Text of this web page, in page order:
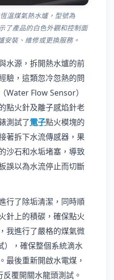
溫煤氣熱水爐，型號為
了產品的白色外觀和控制面
安裝、維修或更換服務。
水源，拆開熱水爐的前
驗，這類忽冷忽熱的問
Water Flow Sensor）
點火針及離子感焰針老
測試了電子點火模塊的
著拆下水流傳感器，果
沙石和水垢堵塞，導致
誤以為水流停止而切斷
行了除垢清潔，同時順
針上的積碳，確保點火
我進行了嚴格的煤氣微
），確保整個系統滴水
最後重新開啟水電煤，
覆開關水龍頭測試。